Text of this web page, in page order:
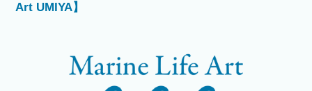
Art UMIYA】